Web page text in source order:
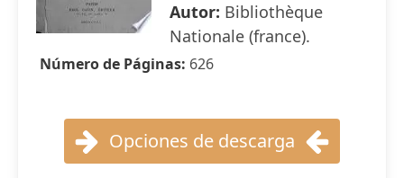
Autor: Bibliothèque
Nationale (france).
Número de Páginas: 626
Opciones de descarga